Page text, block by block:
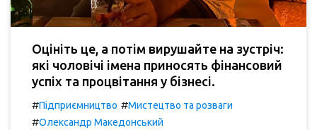
Оцініть це, а потім вирушайте на зустріч:
які чоловічі імена приносять фінансовий
успіх та процвітання у бізнесі.
#Підприємництво #Мистецтво та розваги
#Олександр Македонський